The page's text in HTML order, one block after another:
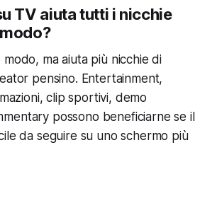
TV aiuta tutti i nicchie
modo, ma aiuta più nicchie di
pensino. Entertainment,
clip sportivi, demo
possono beneficiarne se il
da seguire su uno schermo più